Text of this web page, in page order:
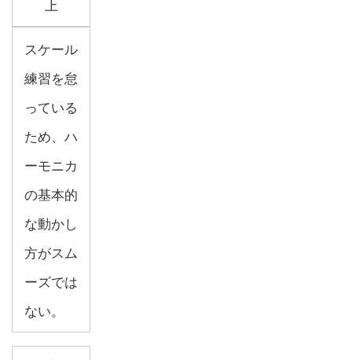
上
スケール
練習を怠
っている
ため、ハ
ーモニカ
の基本的
な動かし
方がスム
ーズでは
ない。